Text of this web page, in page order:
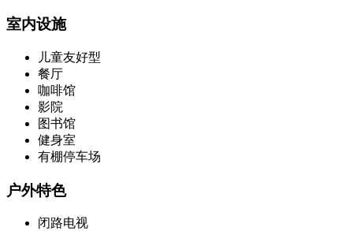
室内设施
儿童友好型
餐厅
咖啡馆
影院
图书馆
健身室
有棚停车场
户外特色
闭路电视